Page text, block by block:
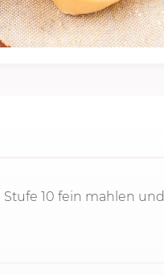
| Stufe 10 fein mahlen und